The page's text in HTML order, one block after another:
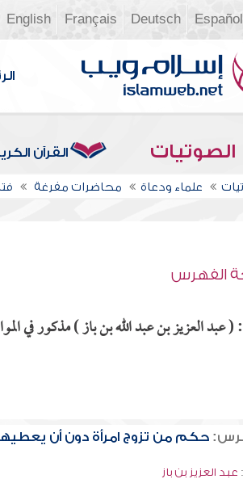
Español
Deutsch
Français
English
الصوتيات القرآن
علماء ودعاة محاضرات مفرغة
الفهرس
( عبد العزيز بن عبد الله بن باز ) مذكور في
حكم من تزوج امرأة دون أن
عبد العزيز بن باز